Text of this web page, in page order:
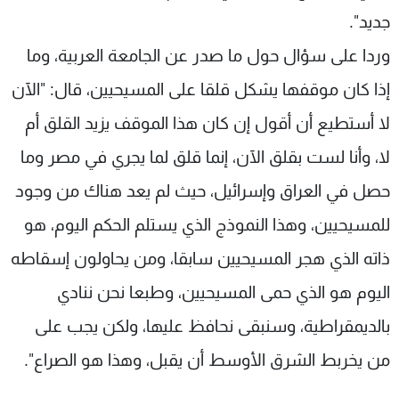
جديد".
وردا على سؤال حول ما صدر عن الجامعة العربية، وما
إذا كان موقفها يشكل قلقا على المسيحيين، قال: "الآن
لا أستطيع أن أقول إن كان هذا الموقف يزيد القلق أم
لا، وأنا لست بقلق الآن، إنما قلق لما يجري في مصر وما
حصل في العراق وإسرائيل، حيث لم يعد هناك من وجود
للمسيحيين، وهذا النموذج الذي يستلم الحكم اليوم، هو
ذاته الذي هجر المسيحيين سابقا، ومن يحاولون إسقاطه
اليوم هو الذي حمى المسيحيين، وطبعا نحن ننادي
بالديمقراطية، وسنبقى نحافظ عليها، ولكن يجب على
من يخربط الشرق الأوسط أن يقبل، وهذا هو الصراع".